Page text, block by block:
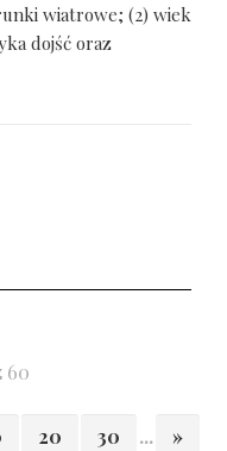
wiatrowe; (2) wiek
dojść oraz
60
20 30 ... »